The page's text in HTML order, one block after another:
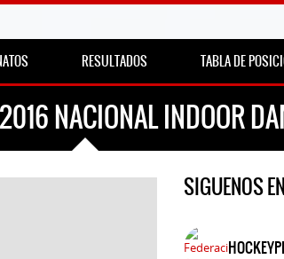
RESULTADOS TABLA DE
NACIONAL INDOOR
SIGUENOS